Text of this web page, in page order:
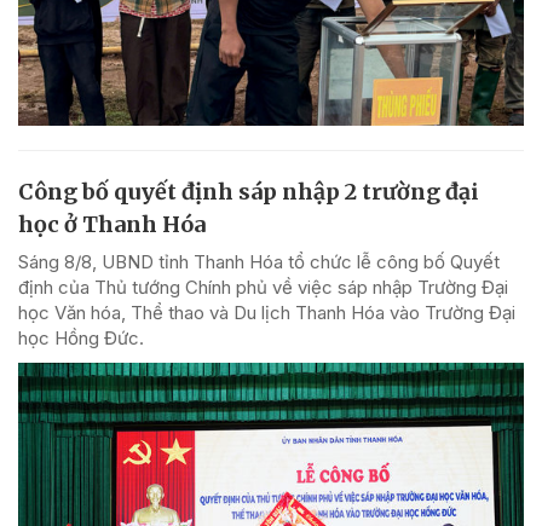
Công bố quyết định sáp nhập 2 trường đại
học ở Thanh Hóa
Sáng 8/8, UBND tỉnh Thanh Hóa tổ chức lễ công bố Quyết
định của Thủ tướng Chính phủ về việc sáp nhập Trường Đại
học Văn hóa, Thể thao và Du lịch Thanh Hóa vào Trường Đại
học Hồng Đức.